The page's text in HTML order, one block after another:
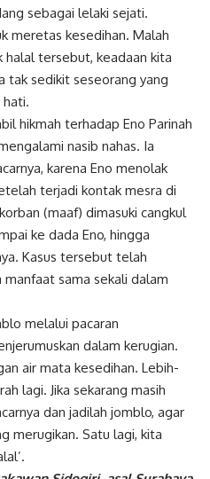
sebagai lelaki sejati.
meretas kesedihan. Malah
halal tersebut, keadaan kita
tak sedikit seseorang yang
hati.
hikmah terhadap Eno Parinah
nasib nahas. Ia
karena Eno menolak
terjadi kontak mesra di
(maaf) dimasuki cangkul
ke dada Eno, hingga
Kasus tersebut telah
sama sekali dalam
melalui pacaran
dalam kerugian.
air mata kesedihan. Lebih-
lagi. Jika sekarang masih
dan jadilah jomblo, agar
merugikan. Satu lagi, kita